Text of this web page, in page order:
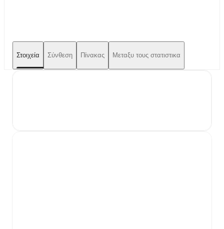
Στοιχεία Σύνθεση Πίνακας Μεταξυ τους στατιστικα